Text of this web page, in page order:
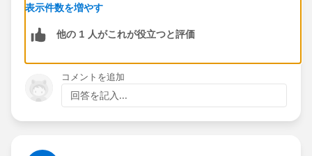
表示件数を増やす
他の 1 人がこれが役立つと評価
コメントを追加
回答を記入...